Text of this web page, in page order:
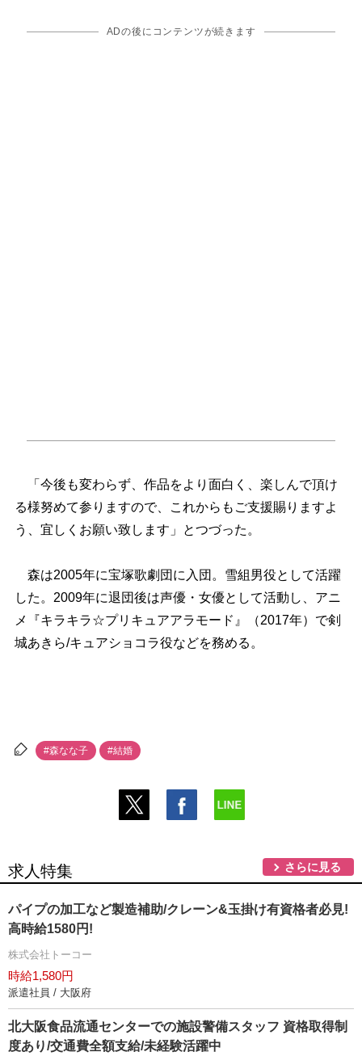
ADの後にコンテンツが続きます
「今後も変わらず、作品をより面白く、楽しんで頂け
る様努めて参りますので、これからもご支援賜りますよ
う、宜しくお願い致します」とつづった。
森は2005年に宝塚歌劇団に入団。雪組男役として活躍
した。2009年に退団後は声優・女優として活動し、アニ
メ『キラキラ☆プリキュアアラモード』（2017年）で剣
城あきら/キュアショコラ役などを務める。
#森なな子 #結婚
求人特集 さらに見る
パイプの加工など製造補助/クレーン&玉掛け有資格者必見!
高時給1580円!
株式会社トーコー
時給1,580円
派遣社員 / 大阪府
北大阪食品流通センターでの施設警備スタッフ 資格取得制
度あり/交通費全額支給/未経験活躍中